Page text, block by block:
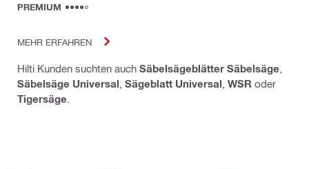
PREMIUM
MEHR ERFAHREN
Hilti Kunden suchten auch Säbelsägeblätter Säbelsäge
Säbelsäge Universal Sägeblatt Universal WSR oder
Tigersäge